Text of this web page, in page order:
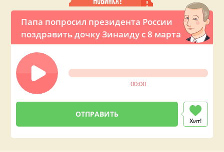
Папа попросил президента России
поздравить дочку Зинаиду с 8 марта
00:00
Хит!